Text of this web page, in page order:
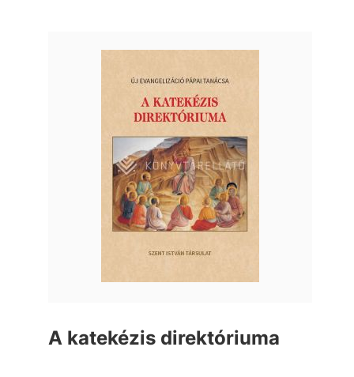
A katekézis direktóriuma